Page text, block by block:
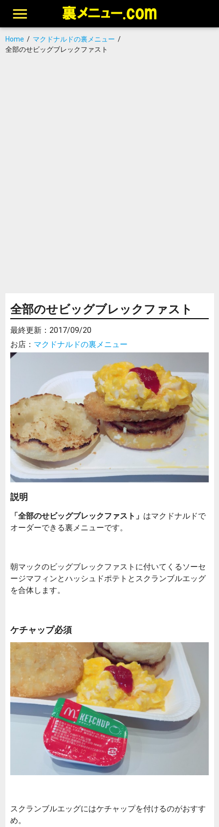
Home/ マクドナルドの裏メニュー /
全部のせビッグブレックファスト
全部のせビッグブレックファスト
最終更新： 2017/09/20
お店： マクドナルドの裏メニュー
説明
「全部のせビッグブレックファスト」 はマクドナルドで
オーダーできる裏メニューです。
朝マックのビッグブレックファストに付いてくるソーセ
ージマフィンとハッシュドポテトとスクランブルエッグ
を合体します。
ケチャップ必須
スクランブルエッグにはケチャップを付けるのがおすす
め。